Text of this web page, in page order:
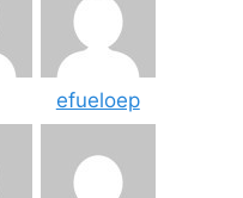
efueloep